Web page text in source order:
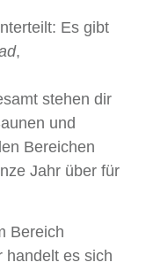
Es gibt
,
stehen dir
und
Bereichen
Jahr über für
Bereich
handelt es sich